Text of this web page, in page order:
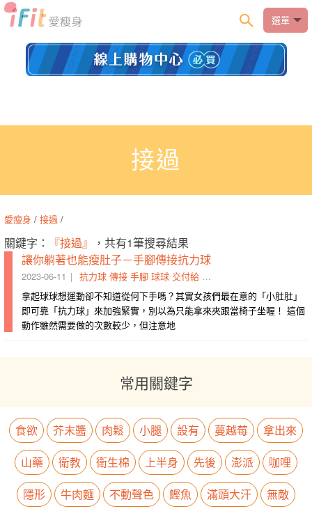
選單
接過
愛瘦身 / 接過 /
關鍵字： 『接過』
，共有1筆搜尋結果
讓你躺著也能瘦肚子－手腳傳接抗力球
2023-06-11 抗力球 傳接 手腳 球球 交付給 接過
拿起球球想運動卻不知道從何下手嗎？其實女孩們最在意的「小肚肚」
即可靠「抗力球」來加強緊實，別以為只能拿來夾跟當椅子坐喔！ 這個
動作雖然需要做的次數較少，但注意地
常用關鍵字
食欲 芥末醬 肉鬆 小腿 設有 蔓越莓
拿出來
山藥
衛教 衛生棉 上半身 先後 澎派
咖哩
隱形
牛肉麵 不動聲色 鰹魚 滿頭大汗 無敵